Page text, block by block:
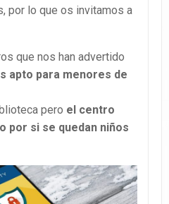
por lo que os invitamos a
que nos han advertido
apto para menores de
pero el centro
por si se quedan niños